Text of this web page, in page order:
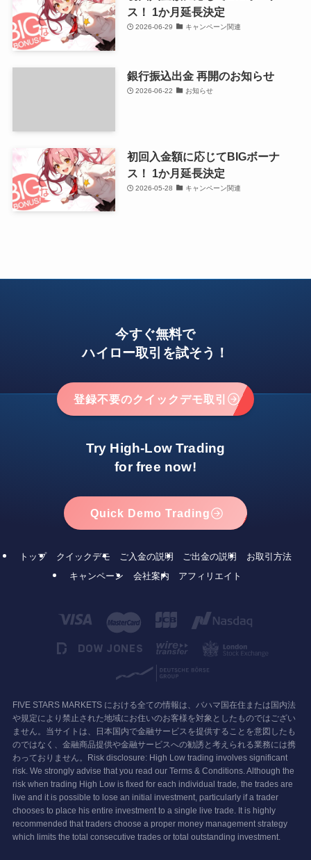
ス！ 1か月延長決定
2026-06-29 キャンペーン関連
銀行振込出金 再開のお知らせ
2026-06-22 お知らせ
初回入金額に応じてBIGボーナ
ス！ 1か月延長決定
2026-05-28 キャンペーン関連
今すぐ無料で
ハイロー取引を試そう！
登録不要のクイックデモ取引
Try High-Low Trading
for free now!
Quick Demo Trading
トップ クイックデモ ご入金の説明 ご出金の説明
お取引方法
キャンペーン
会社案内 アフィリエイト
FIVE STARS MARKETS における全ての情報は、バハマ国在住または国内法
や規定により禁止された地域にお住いのお客様を対象としたものではござい
ません。当サイトは、日本国内で金融サービスを提供することを意図したも
のではなく、金融商品提供や金融サービスへの勧誘と考えられる業務には携
わっておりません。Risk disclosure: High Low trading involves significant
risk. We strongly advise that you read our Terms & Conditions. Although the
risk when trading High Low is fixed for each individual trade, the trades are
live and it is possible to lose an initial investment, particularly if a trader
chooses to place his entire investment to a single live trade. It is highly
recommended that traders choose a proper money management strategy
which limits the total consecutive trades or total outstanding investment.